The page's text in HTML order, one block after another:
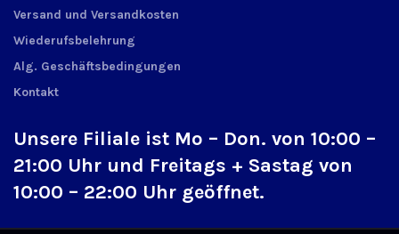
Versand und Versandkosten
Wiederufsbelehrung
Alg. Geschäftsbedingungen
Kontakt
Unsere Filiale ist Mo – Don. von 10:00 –
21:00 Uhr und Freitags + Sastag von
10:00 – 22:00 Uhr geöffnet.